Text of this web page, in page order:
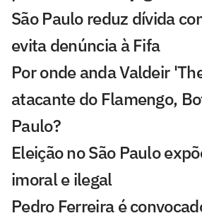
São Paulo reduz dívida
evita denúncia à Fifa
Por onde anda Valdeir
atacante do Flamengo,
Paulo?
Eleição no São Paulo
imoral e ilegal
Pedro Ferreira é